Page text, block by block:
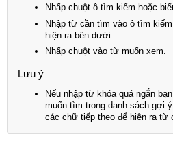
Nhấp chuột ô tìm kiếm hoặc
Nhập từ cần tìm vào ô tìm
hiện ra bên dưới.
Nhấp chuột vào từ muốn xem.
Lưu ý
Nếu nhập từ khóa quá ngắn
muốn tìm trong danh sách gợi
các chữ tiếp theo để hiện ra từ